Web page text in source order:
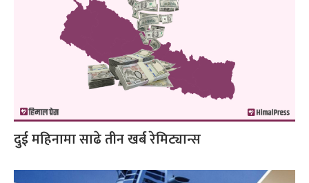
दुई महिनामा साढे तीन खर्ब रेमिट्यान्स